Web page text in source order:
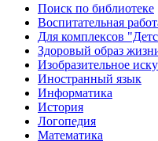
Поиск по библиотеке
Воспитательная
Для комплексов
Здоровый образ
Изобразительное
Иностранный язык
Информатика
История
Логопедия
Математика